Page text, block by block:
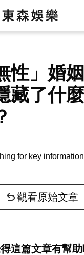
性」婚
藏了什
for key
觀看原始文章
這篇文章有幫助